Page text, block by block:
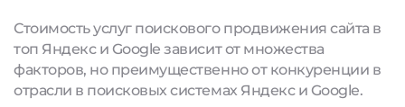
Стоимость услуг поискового продвижения сайта в
топ Яндекс и Google зависит от множества
факторов, но преимущественно от конкуренции в
отрасли в поисковых системах Яндекс и Google.